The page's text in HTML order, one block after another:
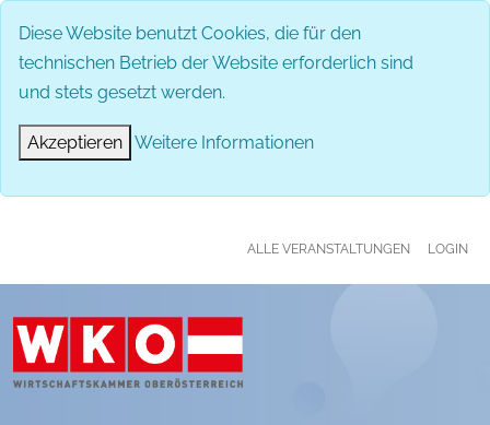
Diese Website benutzt Cookies, die für den
technischen Betrieb der Website erforderlich sind
und stets gesetzt werden.
Akzeptieren Weitere Informationen
ALLE VERANSTALTUNGEN LOGIN
MENÜ